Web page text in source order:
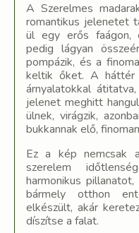
A Szerelmes
romantikus jelenetet
ül egy erős faágon,
pedig lágyan
pompázik, és a
keltik őket. A háttér
árnyalatokkal
jelenet meghitt
ülnek, virágzik,
bukkannak elő,
Ez a kép nemcsak
szerelem
harmonikus
bármely otthon
elkészült, akár
díszítse a falat.